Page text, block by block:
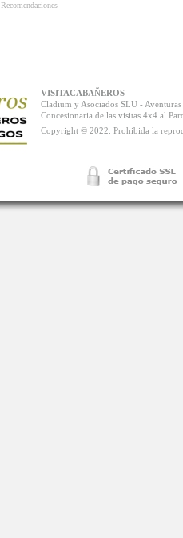
Recomendaciones
VISITACABAÑEROS
Cladium y Asociados SLU -
Concesionaria de las visitas 4x4 al
Copyright © 2022. Prohibida la